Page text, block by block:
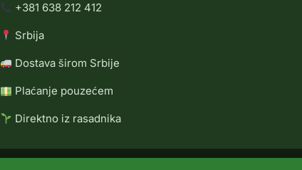
+381 638 212 412
Srbija
Dostava širom Srbije
Plaćanje pouzećem
Direktno iz rasadnika